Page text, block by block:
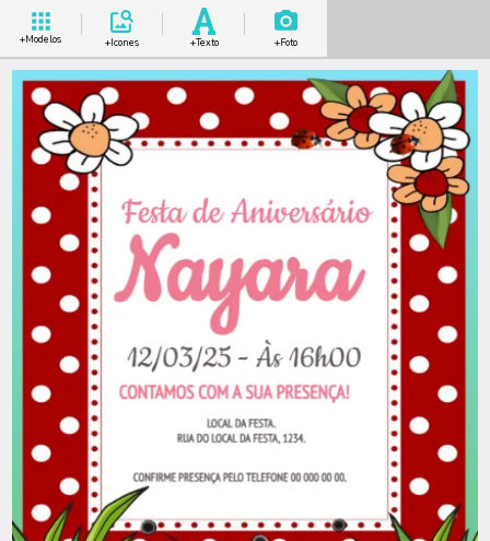
+Modelos +Icones +Texto +Foto